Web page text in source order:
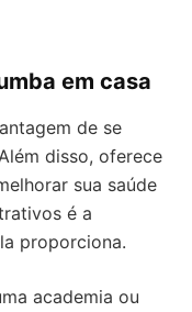
em casa
de se
disso, oferece
sua saúde
é a
proporciona.
academia ou